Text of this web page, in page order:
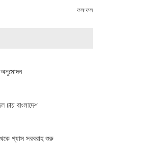
ফলাফল
চায় বাংলাদেশ
গ্যাস সরবরাহ শুরু